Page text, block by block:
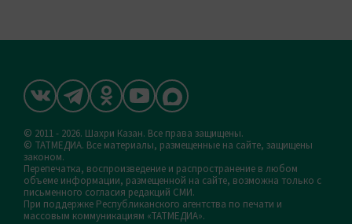
© 2011 - 2026. Шахри Казан. Все права защищены.
© ТАТМЕДИА. Все материалы, размещенные на сайте, защищены
законом.
Перепечатка, воспроизведение и распространение в любом
объеме информации, размещенной на сайте, возможна только с
письменного согласия редакций СМИ.
При поддержке Республиканского агентства по печати и
массовым коммуникациям «ТАТМЕДИА».